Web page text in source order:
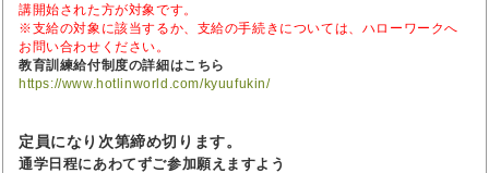
講開始された方が対象です。
※支給の対象に該当するか、支給の手続きについては、ハローワークへ
お問い合わせください。
教育訓練給付制度の詳細はこちら
https://www.hotlinworld.com/kyuufukin/
定員になり次第締め切ります。
通学日程にあわてずご参加願えますよう